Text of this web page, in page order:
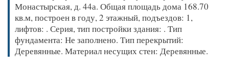
Монастырская, д. 44а. Общая площадь дома 168.70
кв.м, построен в году, 2 этажный, подъездов: 1,
лифтов: . Серия, тип постройки здания: . Тип
фундамента: Не заполнено. Тип перекрытий:
Деревянные. Материал несущих стен: Деревянные.